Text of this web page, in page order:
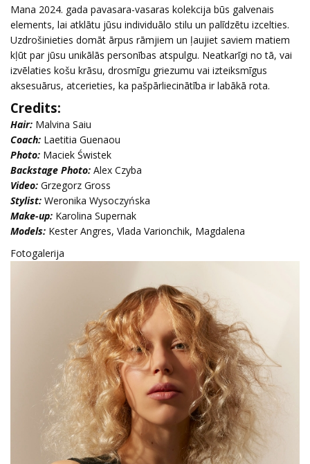
Mana 2024. gada pavasara-vasaras kolekcija būs galvenais
elements, lai atklātu jūsu individuālo stilu un palīdzētu izcelties.
Uzdrošinieties domāt ārpus rāmjiem un ļaujiet saviem matiem
kļūt par jūsu unikālās personības atspulgu. Neatkarīgi no tā, vai
izvēlaties košu krāsu, drosmīgu griezumu vai izteiksmīgus
aksesuārus, atcerieties, ka pašpārliecinātība ir labākā rota.
Credits:
Hair: Malvina Saiu
Coach: Laetitia Guenaou
Photo: Maciek Świstek
Backstage Photo: Alex Czyba
Video: Grzegorz Gross
Stylist: Weronika Wysoczyńska
Make-up: Karolina Supernak
Models: Kester Angres, Vlada Varionchik, Magdalena
Fotogalerija